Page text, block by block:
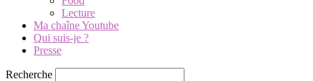
Lecture
Ma chaîne Youtube
Qui suis-je ?
Presse
Recherche